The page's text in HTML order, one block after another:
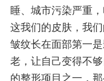
睡、城市污染严重
这我们的皮肤，我
皱纹长在面部第一
老，让自己变得不
的整形项目之一，